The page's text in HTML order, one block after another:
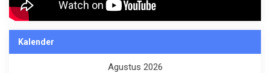
Kalender
Agustus 2026